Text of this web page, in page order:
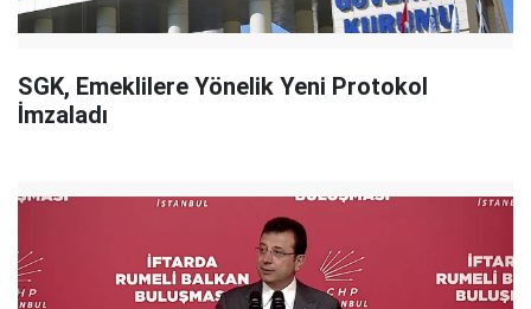
SGK, Emeklilere Yönelik Yeni Protokol
İmzaladı